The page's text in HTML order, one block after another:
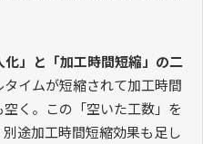
化」と「加工時間短縮」の二
イムが短縮されて加工時間
く。この「空いた工数」を
途加工時間短縮効果も足し